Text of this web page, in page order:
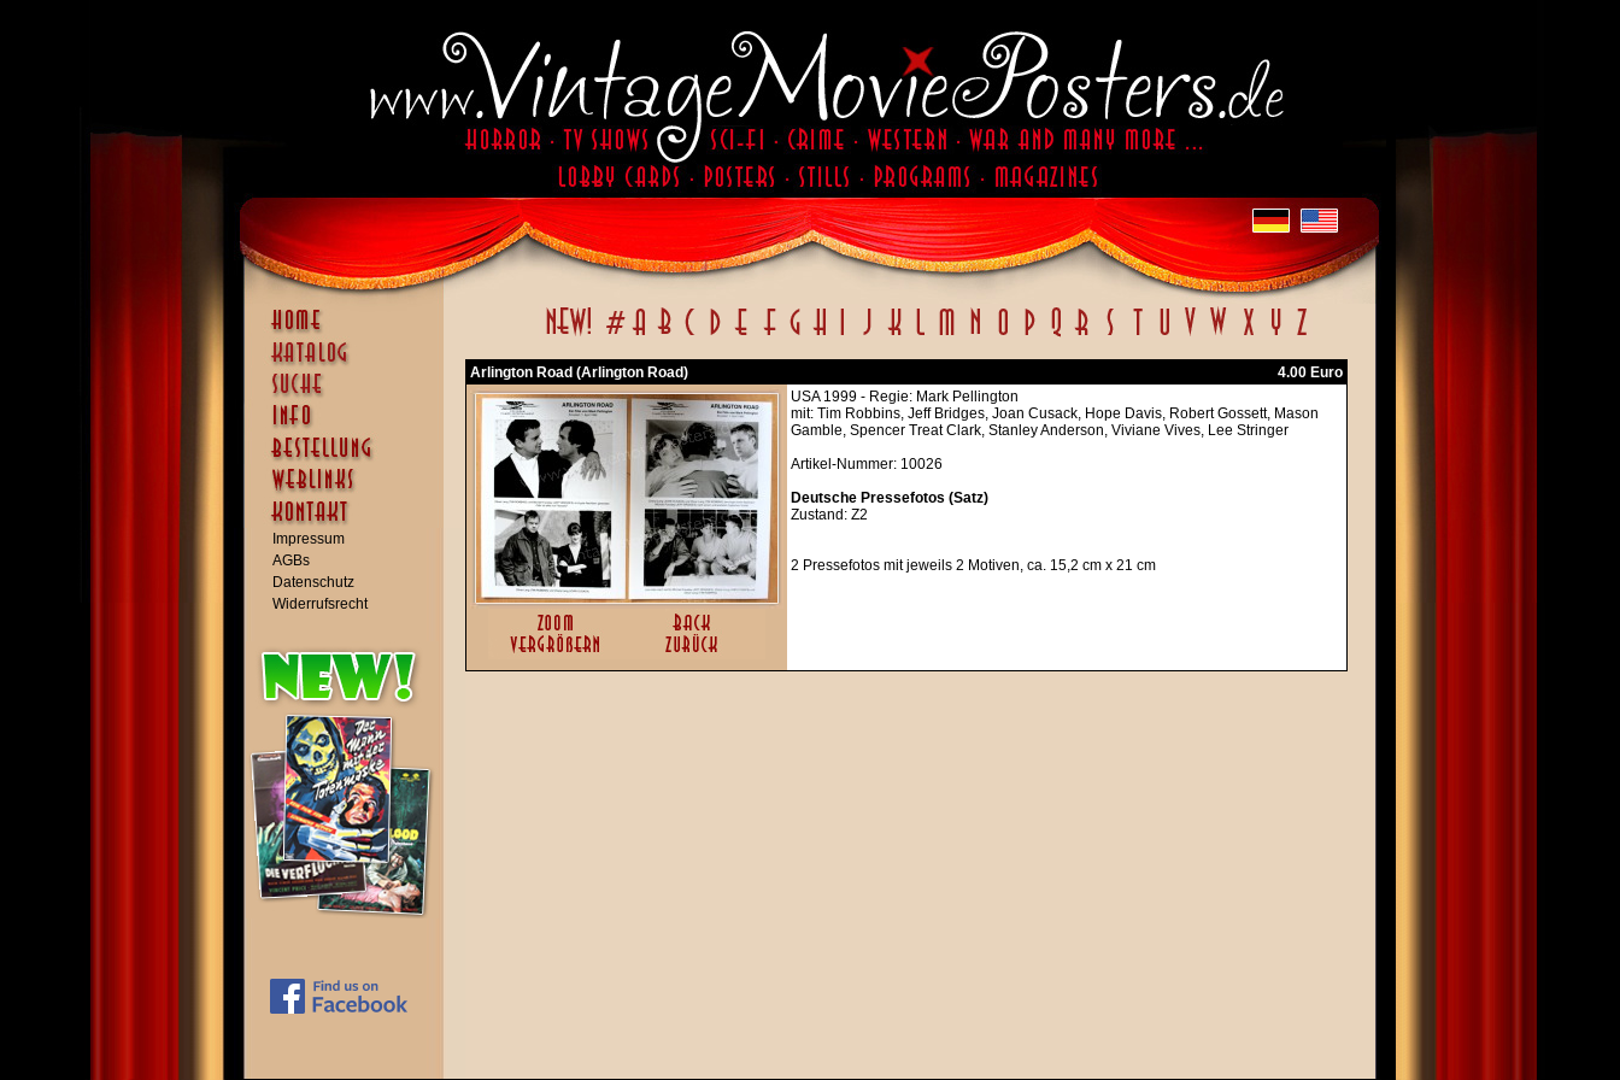
Impressum
AGBs
Datenschutz
Widerrufsrecht
Arlington Road (Arlington Road)
4.00 Euro
USA 1999 - Regie: Mark Pellington
mit: Tim Robbins, Jeff Bridges, Joan Cusack, Hope Davis, Robert Gossett, Mason
Gamble, Spencer Treat Clark, Stanley Anderson, Viviane Vives, Lee Stringer
Artikel-Nummer: 10026
Deutsche Pressefotos (Satz)
Zustand: Z2
2 Pressefotos mit jeweils 2 Motiven, ca. 15,2 cm x 21 cm